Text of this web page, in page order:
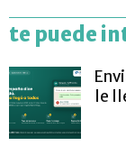
te puede
le